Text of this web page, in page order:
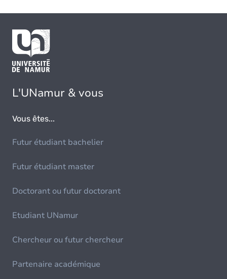
L'UNamur & vous
Vous êtes...
Futur étudiant bachelier
Futur étudiant master
Doctorant ou futur doctorant
Etudiant UNamur
Chercheur ou futur chercheur
Partenaire académique